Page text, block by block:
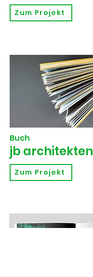
Zum Projekt
Buch
jb architekten
Zum Projekt